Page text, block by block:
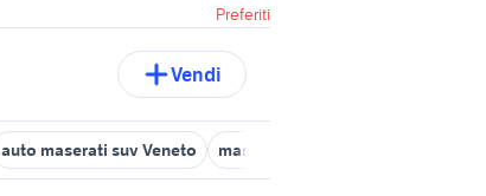
Preferiti
Vendi
auto maserati suv Veneto maserati vicenza